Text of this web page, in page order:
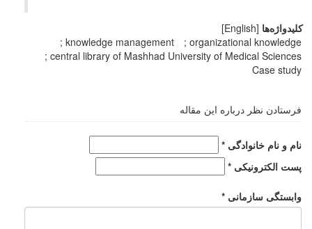
کلیدواژه‌ها [English]
organizational knowledge
knowledge management
central library of Mashhad University of Medical Sciences
Case study
فرستادن نظر درباره این مقاله
نام و نام خانوادگی *
پست الکترونیکی *
وابستگی سازمانی *